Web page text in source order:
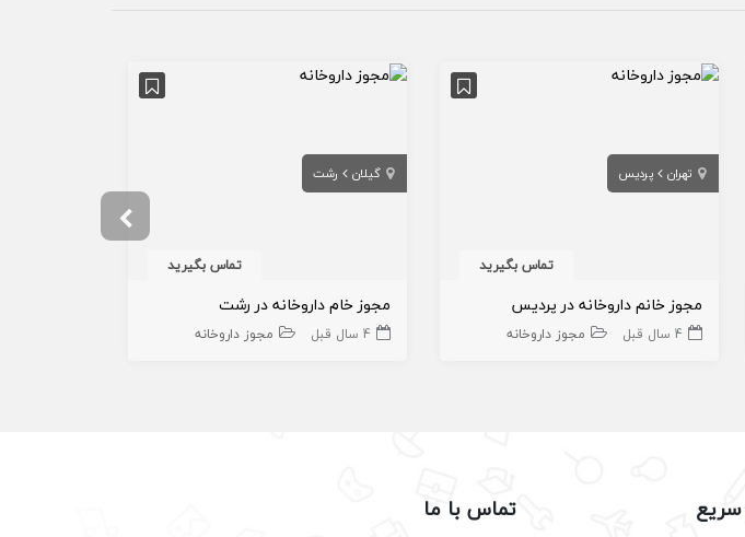
تهران پردیس
تماس بگیرید
مجوز خانم داروخانه در پردیس
4 سال قبل مجوز داروخانه
گیلان رشت
تماس بگیرید
مجوز خام داروخانه در رشت
4 سال قبل مجوز داروخانه
تماس با ما